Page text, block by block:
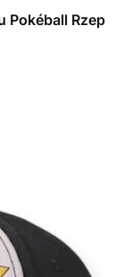
Pokéball Rzep